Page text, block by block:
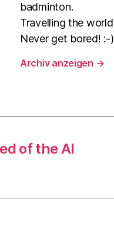
badminton.
Travelling the
Never get bored! :-)
Archiv anzeigen →
of the AI